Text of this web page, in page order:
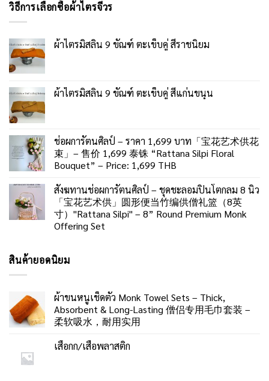
วิธีการเลือกซื้อผ้าไตรจีวร
ผ้าไตรมิสลิน 9 ขัณฑ์ ตะเข็บคู่ สีราชนิยม
ผ้าไตรมิสลิน 9 ขัณฑ์ ตะเข็บคู่ สีแก่นขนุน
ช่อผการัตนศิลป์ – ราคา 1,699 บาท「宝花艺术供花
束」– 售价 1,699 泰铢 “Rattana Silpi Floral
Bouquet” – Price: 1,699 THB
สังฆทานช่อผการัตนศิลป์ – ชุดชะลอมปิ่นโตกลม 8 นิ้ว
「宝花艺术供」圆形便当竹编供僧礼篮（8英
寸）"Rattana Silpi" – 8” Round Premium Monk
Offering Set
สินค้ายอดนิยม
ผ้าขนหนูเช็ดตัว Monk Towel Sets – Thick,
Absorbent & Long-Lasting 僧侣专用毛巾套装 –
柔软吸水，耐用实用
เสื่อกก/เสื่อพลาสติก